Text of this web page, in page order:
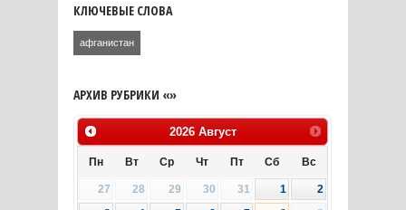
КЛЮЧЕВЫЕ СЛОВА
афганистан
АРХИВ РУБРИКИ «»
2026 Август
Пн Вт Ср Чт Пт Сб Вс
27 28 29 30 31 1
2